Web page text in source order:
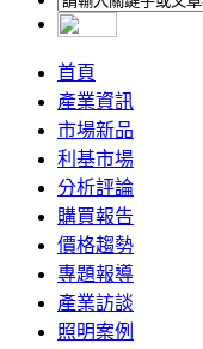
首頁
產業資訊
市場新品
利基市場
分析評論
購買報告
價格趨勢
專題報導
產業訪談
照明案例